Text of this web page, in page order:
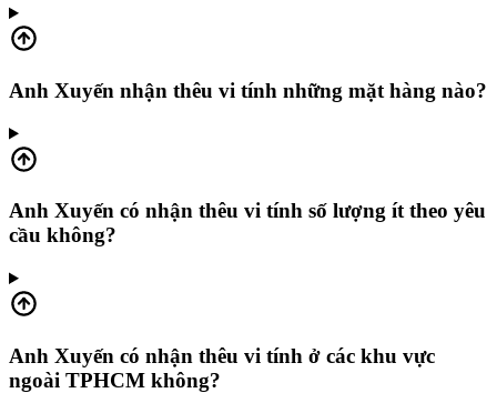
Anh Xuyến nhận thêu vi tính những mặt hàng nào?
Anh Xuyến có nhận thêu vi tính số lượng ít theo yêu
cầu không?
Anh Xuyến có nhận thêu vi tính ở các khu vực
ngoài TPHCM không?